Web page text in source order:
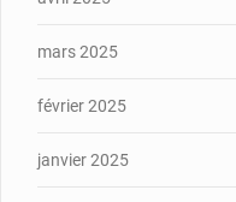
mars 2025
février 2025
janvier 2025